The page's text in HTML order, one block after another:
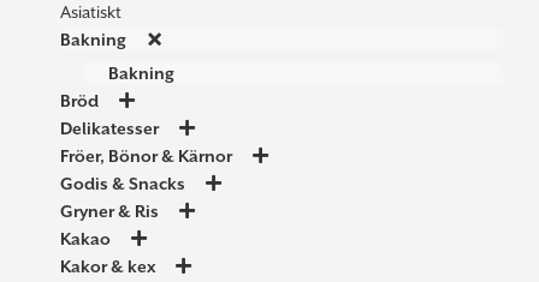
Asiatiskt
Bakning
Bakning
Bröd
Delikatesser
Fröer, Bönor & Kärnor
Godis & Snacks
Gryner & Ris
Kakao
Kakor & kex